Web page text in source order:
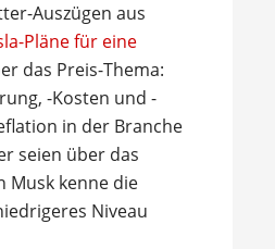
Auszügen aus
Pläne für eine
das Preis-Thema:
-Kosten und -
in der Branche
seien über das
Musk kenne die
Niveau